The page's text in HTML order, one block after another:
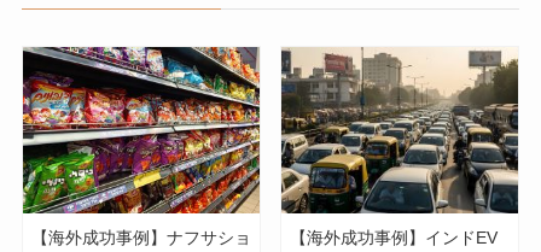
【海外成功事例】ナフサショ
【海外成功事例】インドEV